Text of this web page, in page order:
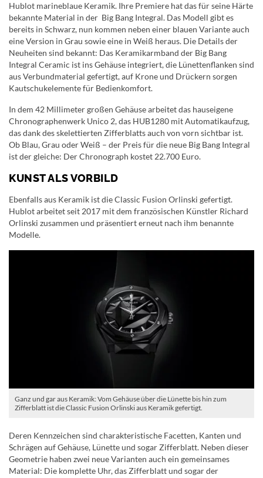
Hublot marineblaue Keramik. Ihre Premiere hat das für seine Härte
bekannte Material in der Big Bang Integral. Das Modell gibt es
bereits in Schwarz, nun kommen neben einer blauen Variante auch
eine Version in Grau sowie eine in Weiß heraus. Die Details der
Neuheiten sind bekannt: Das Keramikarmband der Big Bang
Integral Ceramic ist ins Gehäuse integriert, die Lünettenflanken sind
aus Verbundmaterial gefertigt, auf Krone und Drückern sorgen
Kautschukelemente für Bedienkomfort.
In dem 42 Millimeter großen Gehäuse arbeitet das hauseigene
Chronographenwerk Unico 2, das HUB1280 mit Automatikaufzug,
das dank des skelettierten Zifferblatts auch von vorn sichtbar ist.
Ob Blau, Grau oder Weiß – der Preis für die neue Big Bang Integral
ist der gleiche: Der Chronograph kostet 22.700 Euro.
KUNST ALS VORBILD
Ebenfalls aus Keramik ist die Classic Fusion Orlinski gefertigt.
Hublot arbeitet seit 2017 mit dem französischen Künstler Richard
Orlinski zusammen und präsentiert erneut nach ihm benannte
Modelle.
Ganz und gar aus Keramik: Vom Gehäuse über die Lünette bis hin zum
Zifferblatt ist die Classic Fusion Orlinski aus Keramik gefertigt.
Deren Kennzeichen sind charakteristische Facetten, Kanten und
Schrägen auf Gehäuse, Lünette und sogar Zifferblatt. Neben dieser
Geometrie haben zwei neue Varianten auch ein gemeinsames
Material: Die komplette Uhr, das Zifferblatt und sogar der